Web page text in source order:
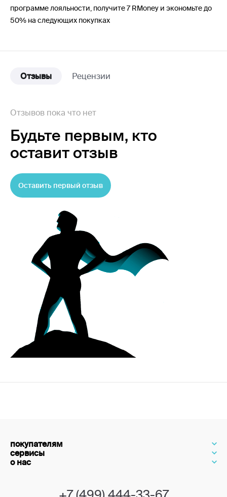
программе лояльности, получите 7 RMoney и экономьте до
50% на следующих покупках
Отзывы Рецензии
Отзывов пока что нет
Будьте первым, кто
оставит отзыв
Оставить первый отзыв
покупателям
сервисы
о нас